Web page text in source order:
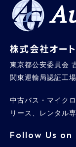
株式会社オー
東京都公安委員会
関東運輸局認証工
中古バス・マイク
リース、レンタル
Follow Us on